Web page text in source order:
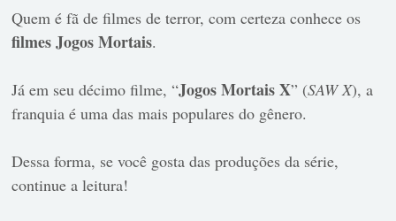
Quem é fã de filmes de terror, com certeza conhece os
filmes Jogos Mortais.
Já em seu décimo filme, “Jogos Mortais X” (SAW X), a
franquia é uma das mais populares do gênero.
Dessa forma, se você gosta das produções da série,
continue a leitura!